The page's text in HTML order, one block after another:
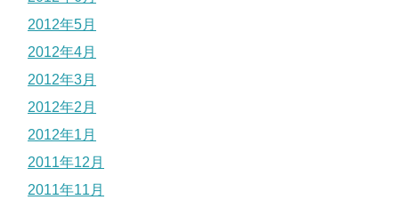
2012年5月
2012年4月
2012年3月
2012年2月
2012年1月
2011年12月
2011年11月